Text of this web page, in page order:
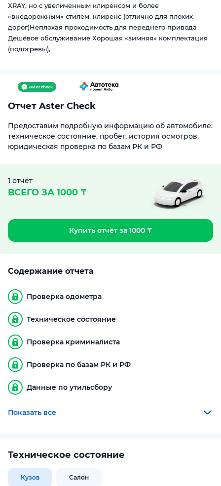
XRAY, но с увеличенным клиренсом и более
«внедорожным» стилем. клиренс (отлично для плохих
дорог)Неплохая проходимость для переднего привода
Дешёвое обслуживание Хорошая «зимняя» комплектация
(подогревы),
Отчет Aster Check
Предоставим подробную информацию об автомобиле:
техническое состояние, пробег, история осмотров,
юридическая проверка по базам РК и РФ
1 отчёт
ВСЕГО ЗА 1000 ₸
Купить отчёт за 1000 ₸
Содержание отчета
Проверка одометра
Техническое состояние
Проверка криминалиста
Проверка по базам РК и РФ
Данные по утильсбору
Показать все
Техническое состояние
Кузов Салон